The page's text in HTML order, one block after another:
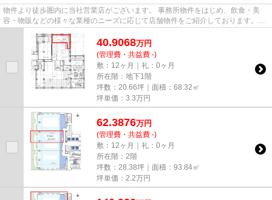
物件より徒歩圏内に当社営業店がございます。 事務所物件をはじめ、飲食・美
容・物販などの様々な業種のニーズに応じて店舗物件をご紹介しております。
尚、弊社ではおとり広告は一切...
40.9068万円
(管理費・共益費 -)
敷：12ヶ月｜礼：0ヶ月
所在階：地下1階
坪数：20.66坪｜面積：68.32㎡
坪単価： 3.3万円
62.3876万円
(管理費・共益費 -)
敷：12ヶ月｜礼：0ヶ月
所在階：2階
坪数：28.38坪｜面積：93.84㎡
坪単価： 2.2万円